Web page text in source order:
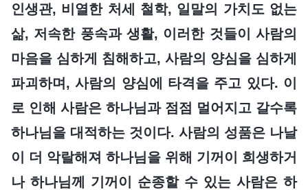
인생관, 비열한 처세 철학, 일말의 가치도 없는
삶, 저속한 풍속과 생활, 이러한 것들이 사람의
마음을 심하게 침해하고, 사람의 양심을 심하게
파괴하며, 사람의 양심에 타격을 주고 있다. 이
로 인해 사람은 하나님과 점점 멀어지고 갈수록
하나님을 대적하는 것이다. 사람의 성품은 나날
이 더 악랄해져 하나님을 위해 기꺼이 희생하거
나 하나님께 기꺼이 순종할 수 있는 사람은 하